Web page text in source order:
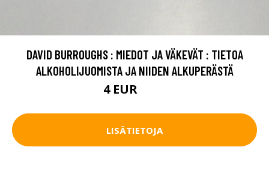
DAVID BURROUGHS : MIEDOT JA VÄKEVÄT : TIETOA
ALKOHOLIJUOMISTA JA NIIDEN ALKUPERÄSTÄ
4 EUR
LISÄTIETOJA